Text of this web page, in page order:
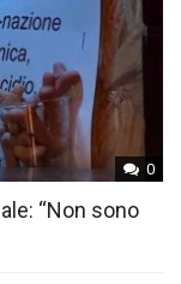
0
“Non sono